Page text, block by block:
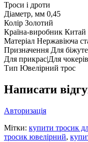
Троси і дроти
Діаметр, мм 0,45
Колір Золотий
Країна-виробник Китай
Матеріал Нержавіюча
Призначення Для
Для прикрас|Для чокерів
Тип Ювелірний трос
Написати
Авторизація
Мітки: купити тросик
тросик ювелірний,